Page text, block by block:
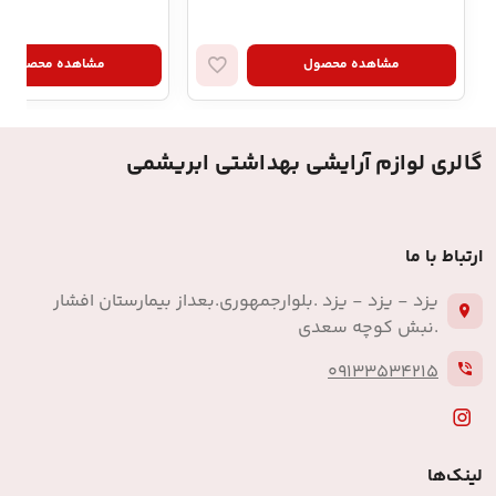
مشاهده محصول مشاهده محصول
گالری لوازم آرایشی بهداشتی ابریشمی
ارتباط با ما
یزد - یزد - یزد .بلوارجمهوری.بعداز بیمارستان افشار
.نبش کوچه سعدی
09133534215
لینک‌ها